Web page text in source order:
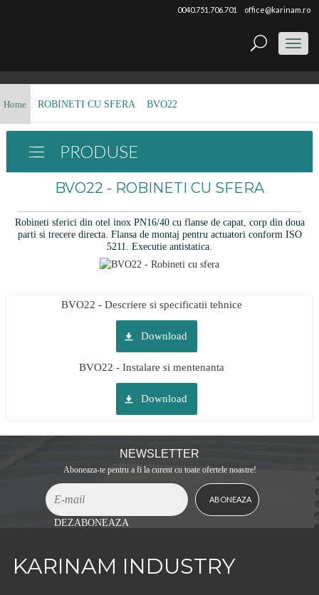
0040.751.706.701 office@karinam.ro
Home ROBINETI CU SFERA BVO22
PRODUSE
BVO22 - ROBINETI CU SFERA
Robineti sferici din otel inox PN16/40 cu flanse de capat, corp din doua
parti si trecere directa. Flansa de montaj pentru actuatori conform ISO
5211. Executie antistatica.
BVO22 - Descriere si specificatii tehnice
Download
BVO22 - Instalare si mentenanta
Download
NEWSLETTER
Aboneaza-te pentru a fi la curent cu toate ofertele noastre!
DEZABONEAZA
KARINAM INDUSTRY